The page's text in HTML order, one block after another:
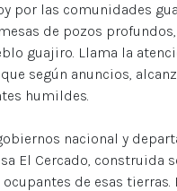
por las comunidades
de pozos
guajiro. Llama la
según anuncios,
humildes.
nacional y
El Cercado, construida
de esas